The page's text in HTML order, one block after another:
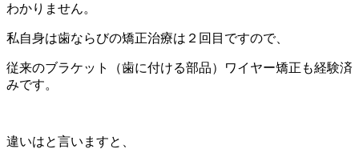
わかりません。
私自身は歯ならびの矯正治療は２回目ですので、
従来のブラケット（歯に付ける部品）ワイヤー矯正も経験済
みです。
違いはと言いますと、